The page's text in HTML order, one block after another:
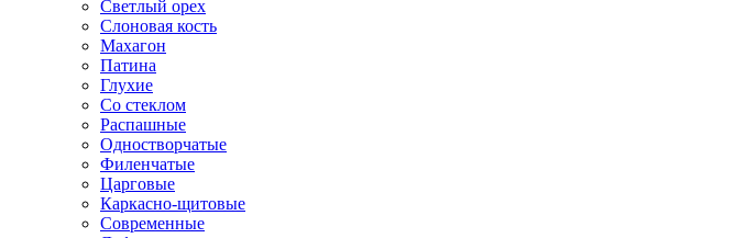
Светлый орех
Слоновая кость
Махагон
Патина
Глухие
Со стеклом
Распашные
Одностворчатые
Филенчатые
Царговые
Каркасно-щитовые
Современные